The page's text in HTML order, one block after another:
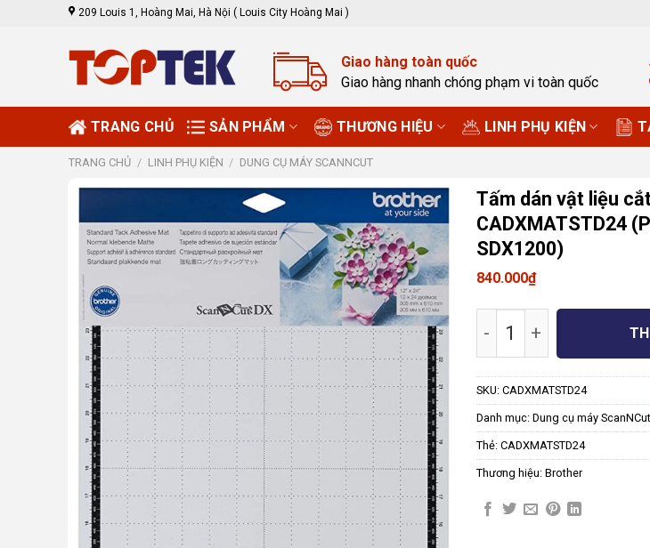
209 Louis 1, Hoàng Mai, Hà Nội ( Louis City Hoàng Mai )
Giao hàng toàn quốc
Giao hàng nhanh chóng phạm vi toàn quốc
TRANG CHỦ SẢN PHẨM THƯƠNG HIỆU LINH PHỤ KIỆN
TRANG CHỦ / LINH PHỤ KIỆN / DUNG CỤ MÁY SCANNCUT
Tấm dán vật liệu
CADXMATSTD24
SDX1200)
840.000₫
Tấm dán vật liệu
SKU:CADXMATSTD24
Danh mục:Dung cụ máy ScanNCut
Thẻ:CADXMATSTD24
Thương hiệu:Brother